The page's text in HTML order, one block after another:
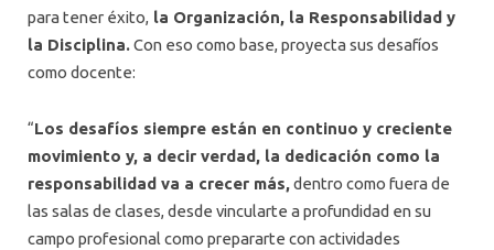
para tener éxito, la Organización, la Responsabilidad y
la Disciplina.Con eso como base, proyecta sus desafíos
como docente:
“Los desafíos siempre están en continuo y creciente
movimiento y, a decir verdad, la dedicación como la
responsabilidad va a crecer más,dentro como fuera de
las salas de clases, desde vincularte a profundidad en su
campo profesional como prepararte con actividades